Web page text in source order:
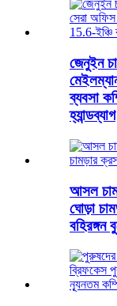
জেনুইন
ব্যবসা
হ্যান্ডব্যাগ
আসল
ঘোড়া
বহিরঙ্গন